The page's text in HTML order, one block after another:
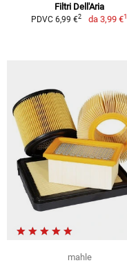
Filtri Dell'Aria
PDVC 6,99 €2 da 3,99 €1
mahle